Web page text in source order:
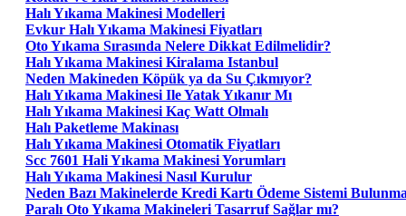
Halı Yıkama Makinesi Modelleri
Evkur Halı Yıkama Makinesi Fiyatları
Oto Yıkama Sırasında Nelere Dikkat Edilmelidir?
Halı Yıkama Makinesi Kiralama Istanbul
Neden Makineden Köpük ya da Su Çıkmıyor?
Halı Yıkama Makinesi Ile Yatak Yıkanır Mı
Halı Yıkama Makinesi Kaç Watt Olmalı
Halı Paketleme Makinası
Halı Yıkama Makinesi Otomatik Fiyatları
Scc 7601 Hali Yıkama Makinesi Yorumları
Halı Yıkama Makinesi Nasıl Kurulur
Neden Bazı Makinelerde Kredi Kartı Ödeme Sistemi
Paralı Oto Yıkama Makineleri Tasarruf Sağlar mı?